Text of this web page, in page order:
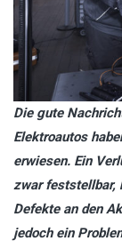
Die gute
Elektroautos
erwiesen. Ein
zwar feststellbar,
Defekte an den
jedoch ein